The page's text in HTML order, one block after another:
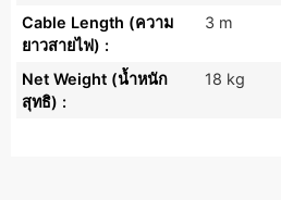
Cable Length (ความ
ยาวสายไฟ) :
3 m
Net Weight (น้ำหนัก
สุทธิ) :
18 kg